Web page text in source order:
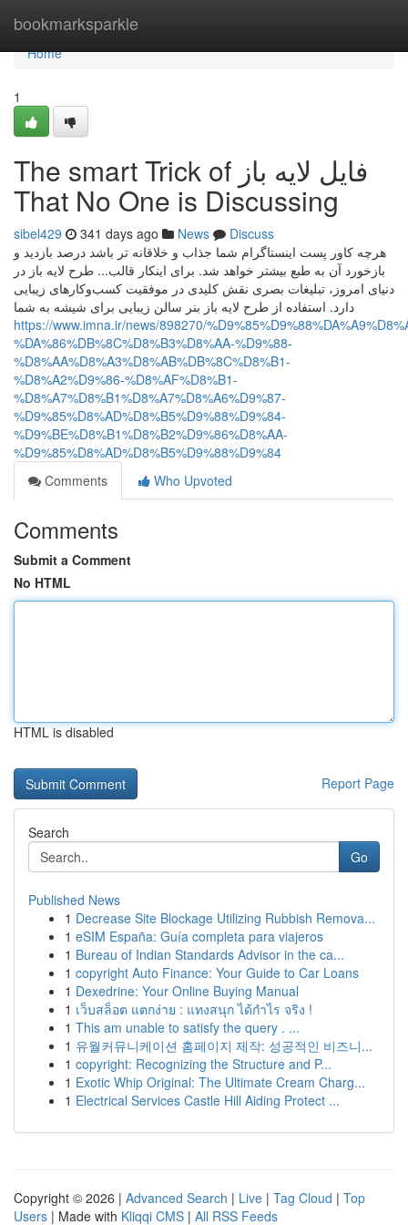
bookmarksparkle
Home
Home
1
The smart Trick of فایل لایه باز
That No One is Discussing
sibel429 341 days ago News
Discuss
هرچه کاور پست اینستاگرام شما جذاب و خلاقانه تر باشد درصد بازدید و
بازخورد آن به طبع بیشتر خواهد شد. برای اینکار قالب... طرح لایه باز در
دنیای امروز، تبلیغات بصری نقش کلیدی در موفقیت کسب‌وکارهای زیبایی
دارد. استفاده از طرح لایه باز بنر سالن زیبایی برای شیشه به شما
https://www.imna.ir/news/898270/
%DA%86%DB%8C%D8%B3%D8%AA-%D9%88-
%D8%AA%D8%A3%D8%AB%DB%8C%D8%B1-
%D8%A2%D9%86-%D8%AF%D8%B1-
%D8%A7%D8%B1%D8%A7%D8%A6%D9%87-
%D9%85%D8%AD%D8%B5%D9%88%D9%84-
%D9%BE%D8%B1%D8%B2%D9%86%D8%AA-
%D9%85%D8%AD%D8%B5%D9%88%D9%84
Comments
Who Upvoted
Comments
Submit a Comment
No HTML
HTML is disabled
Report Page
Search
Go
Published News
1 Decrease Site Blockage Utilizing Rubbish Remova...
1 eSIM España: Guía completa para viajeros
1 Bureau of Indian Standards Advisor in the ca...
1 copyright Auto Finance: Your Guide to Car Loans
1 Dexedrine: Your Online Buying Manual
1 เว็บสล็อต แตกง่าย : แทงสนุก ได้กำไร จริง !
1 This am unable to satisfy the query . ...
1 유월커뮤니케이션 홈페이지 제작: 성공적인 비즈니...
1 copyright: Recognizing the Structure and P...
1 Exotic Whip Original: The Ultimate Cream Charg...
1 Electrical Services Castle Hill Aiding Protect ...
Copyright © 2026 | Advanced Search | Live | Tag Cloud | Top
Users | Made with Kliqqi CMS | All RSS Feeds